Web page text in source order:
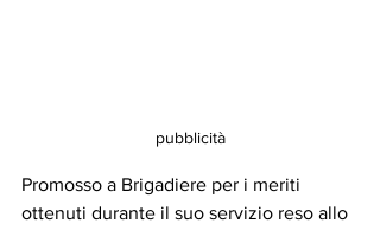
pubblicità
Promosso a Brigadiere per i meriti
ottenuti durante il suo servizio reso allo